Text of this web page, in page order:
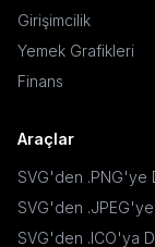
Girişimcilik
Yemek Grafikleri
Finans
Araçlar
SVG'den .PNG'ye
SVG'den
SVG'den .ICO'ya